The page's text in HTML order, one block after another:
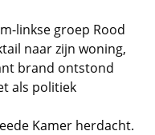
linkse groep Rood
naar zijn woning,
brand ontstond
als politiek
Kamer herdacht.